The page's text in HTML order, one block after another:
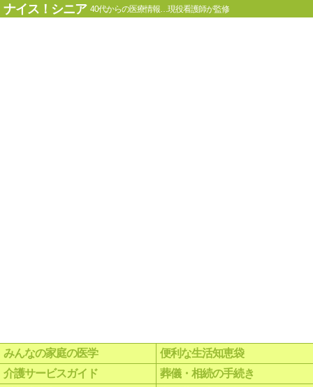
ナイス！シニア 40代からの医療情報…現役看護師が監修
みんなの家庭の医学
便利な生活知恵袋
介護サービスガイド
葬儀・相続の手続き